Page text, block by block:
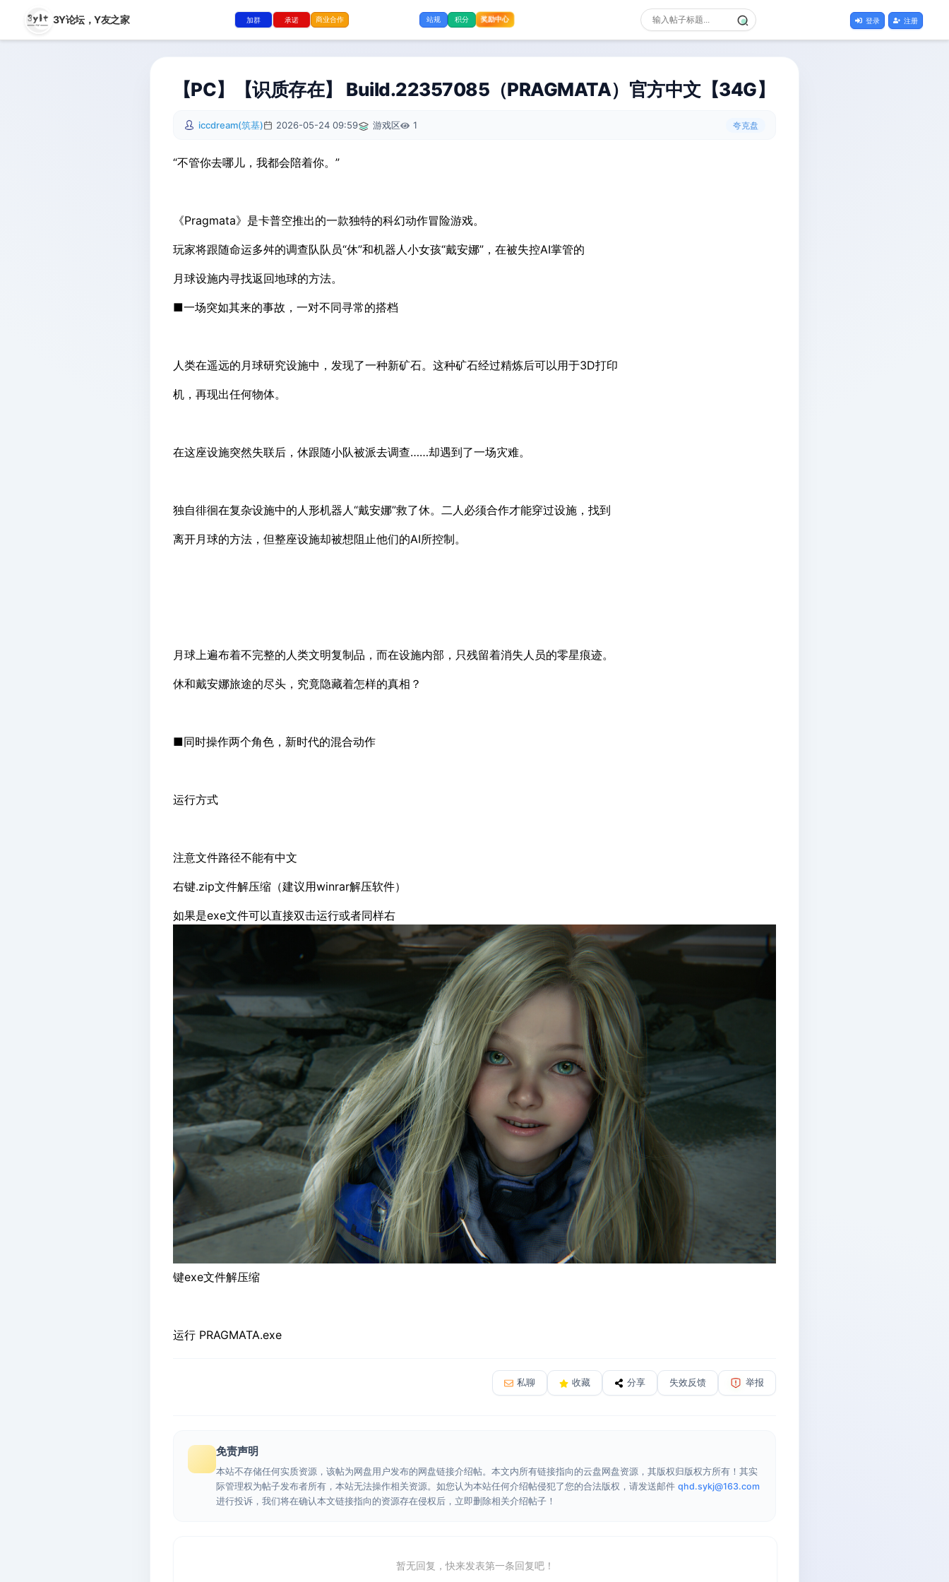
3Y论坛，Y友之家 加群 承诺 商业合作 站规 积分 奖励中心 登录 注册
【PC】【识质存在】 Build.22357085（PRAGMATA）官方中文【34G】
iccdream(筑基) 2026-05-24 09:59 游戏区 1 夸克盘
“不管你去哪儿，我都会陪着你。”
《Pragmata》是卡普空推出的一款独特的科幻动作冒险游戏。
玩家将跟随命运多舛的调查队队员“休”和机器人小女孩“戴安娜”，在被失控AI掌管的
月球设施内寻找返回地球的方法。
■一场突如其来的事故，一对不同寻常的搭档
人类在遥远的月球研究设施中，发现了一种新矿石。这种矿石经过精炼后可以用于3D打印
机，再现出任何物体。
在这座设施突然失联后，休跟随小队被派去调查……却遇到了一场灾难。
独自徘徊在复杂设施中的人形机器人“戴安娜”救了休。二人必须合作才能穿过设施，找到
离开月球的方法，但整座设施却被想阻止他们的AI所控制。
月球上遍布着不完整的人类文明复制品，而在设施内部，只残留着消失人员的零星痕迹。
休和戴安娜旅途的尽头，究竟隐藏着怎样的真相？
■同时操作两个角色，新时代的混合动作
运行方式
注意文件路径不能有中文
右键.zip文件解压缩（建议用winrar解压软件）
如果是exe文件可以直接双击运行或者同样右
键exe文件解压缩
运行 PRAGMATA.exe
私聊 收藏 分享 失效反馈 举报
免责声明
本站不存储任何实质资源，该帖为网盘用户发布的网盘链接介绍帖。本文内所有链接指向的云盘网盘资源，其版权归版权方所有！其实
际管理权为帖子发布者所有，本站无法操作相关资源。如您认为本站任何介绍帖侵犯了您的合法版权，请发送邮件 qhd.sykj@163.com
进行投诉，我们将在确认本文链接指向的资源存在侵权后，立即删除相关介绍帖子！
暂无回复，快来发表第一条回复吧！